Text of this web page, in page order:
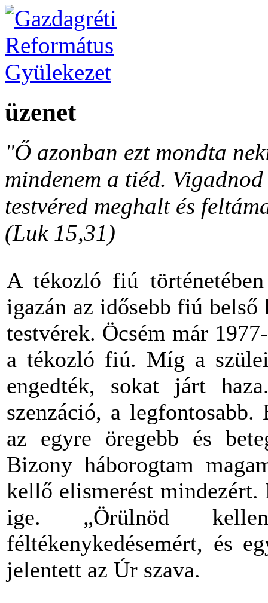
üzenet
"Ő azonban ezt mondta
mindenem a tiéd.
testvéred meghalt és
(Luk 15,31)
A tékozló fiú
igazán az idősebb fiú
testvérek. Öcsém már
a tékozló fiú. Míg a
engedték, sokat járt
szenzáció, a
az egyre öregebb és
Bizony háborogtam
kellő elismerést mindezért.
ige. „Örülnöd
féltékenykedésemért, és
jelentett az Úr szava.